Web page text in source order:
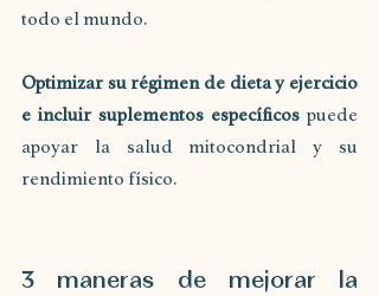
todo el mundo.
Optimizar su régimen de dieta y ejercicio
e incluir suplementos específicos puede
apoyar la salud mitocondrial y su
rendimiento físico.
3 maneras de mejorar la